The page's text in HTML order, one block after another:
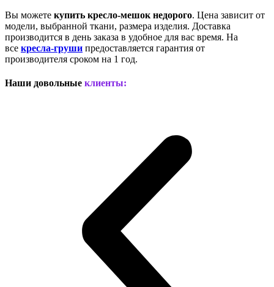
Вы можете купить кресло-мешок недорого. Цена зависит от
модели, выбранной ткани, размера изделия. Доставка
производится в день заказа в удобное для вас время. На
все кресла-груши предоставляется гарантия от
производителя сроком на 1 год.
Наши довольные клиенты: